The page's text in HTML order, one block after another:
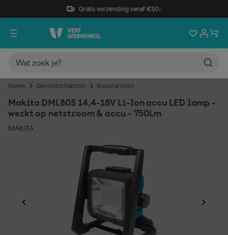
Gratis verzending vanaf €50,-
Home Gereedschappen Bouwlampen
Makita DML805 14,4-18V Li-Ion accu LED lamp -
werkt op netstroom & accu - 750Lm
MAKITA